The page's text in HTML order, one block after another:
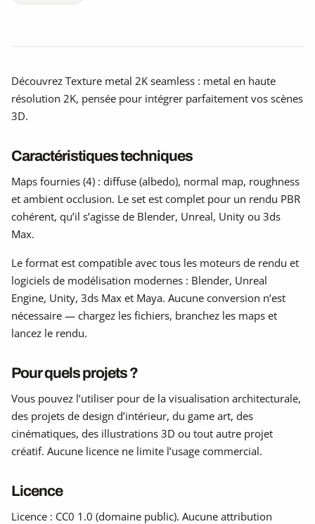
Découvrez Texture metal 2K seamless : metal en haute
résolution 2K, pensée pour intégrer parfaitement vos scènes
3D.
Caractéristiques techniques
Maps fournies (4) : diffuse (albedo), normal map, roughness
et ambient occlusion. Le set est complet pour un rendu PBR
cohérent, qu’il s’agisse de Blender, Unreal, Unity ou 3ds
Max.
Le format est compatible avec tous les moteurs de rendu et
logiciels de modélisation modernes : Blender, Unreal
Engine, Unity, 3ds Max et Maya. Aucune conversion n’est
nécessaire — chargez les fichiers, branchez les maps et
lancez le rendu.
Pour quels projets ?
Vous pouvez l’utiliser pour de la visualisation architecturale,
des projets de design d’intérieur, du game art, des
cinématiques, des illustrations 3D ou tout autre projet
créatif. Aucune licence ne limite l’usage commercial.
Licence
Licence : CC0 1.0 (domaine public). Aucune attribution